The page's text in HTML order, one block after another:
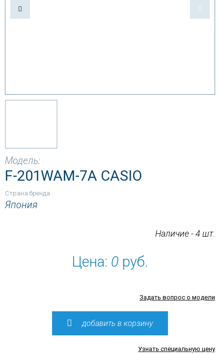
Модель:
F-201WAM-7A CASIO
Страна бренда:
Япония
Наличие - 4 шт.
Цена: 0 руб.
Задать вопрос о модели
добавить в корзину
Узнать специальную цену